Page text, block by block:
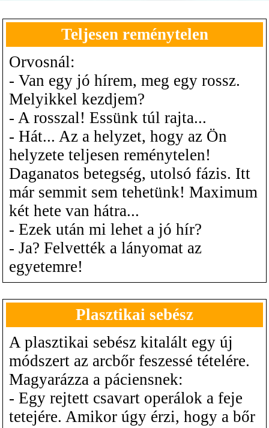
Teljesen reménytelen
Orvosnál:
- Van egy jó hírem, meg egy rossz.
Melyikkel kezdjem?
- A rosszal! Essünk túl rajta...
- Hát... Az a helyzet, hogy az Ön
helyzete teljesen reménytelen!
Daganatos betegség, utolsó fázis. Itt
már semmit sem tehetünk! Maximum
két hete van hátra...
- Ezek után mi lehet a jó hír?
- Ja? Felvették a lányomat az
egyetemre!
Plasztikai sebész
A plasztikai sebész kitalált egy új
módszert az arcbőr feszessé tételére.
Magyarázza a páciensnek:
- Egy rejtett csavart operálok a feje
tetejére. Amikor úgy érzi, hogy a bőr